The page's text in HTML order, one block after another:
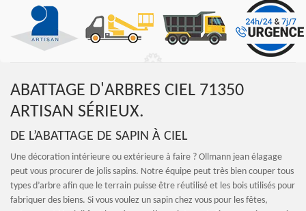
ABATTAGE D'ARBRES CIEL 71350
ARTISAN SÉRIEUX.
DE L’ABATTAGE DE SAPIN À CIEL
Une décoration intérieure ou extérieure à faire ? Ollmann jean élagage
peut vous procurer de jolis sapins. Notre équipe peut très bien couper tous
types d’arbre afin que le terrain puisse être réutilisé et les bois utilisés pour
fabriquer des biens. Si vous voulez un sapin chez vous pour les fêtes,